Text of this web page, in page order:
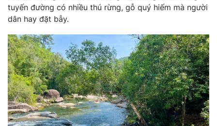
VTV9 VTV8
Liên hệ tòa soạn English
tuyến đường có nhiều thú rừng, gỗ quý hiếm mà người
dân hay đặt bẫy.